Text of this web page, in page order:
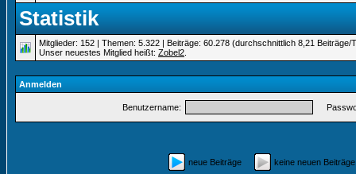
Statistik
Mitglieder: 152 | Themen: 5.322 | Beiträge: 60.278 (durchschnittlich 8,21 Beiträge/
Unser neuestes Mitglied heißt: Zobel2
Anmelden
Benutzername:
neue Beiträge keine neuen